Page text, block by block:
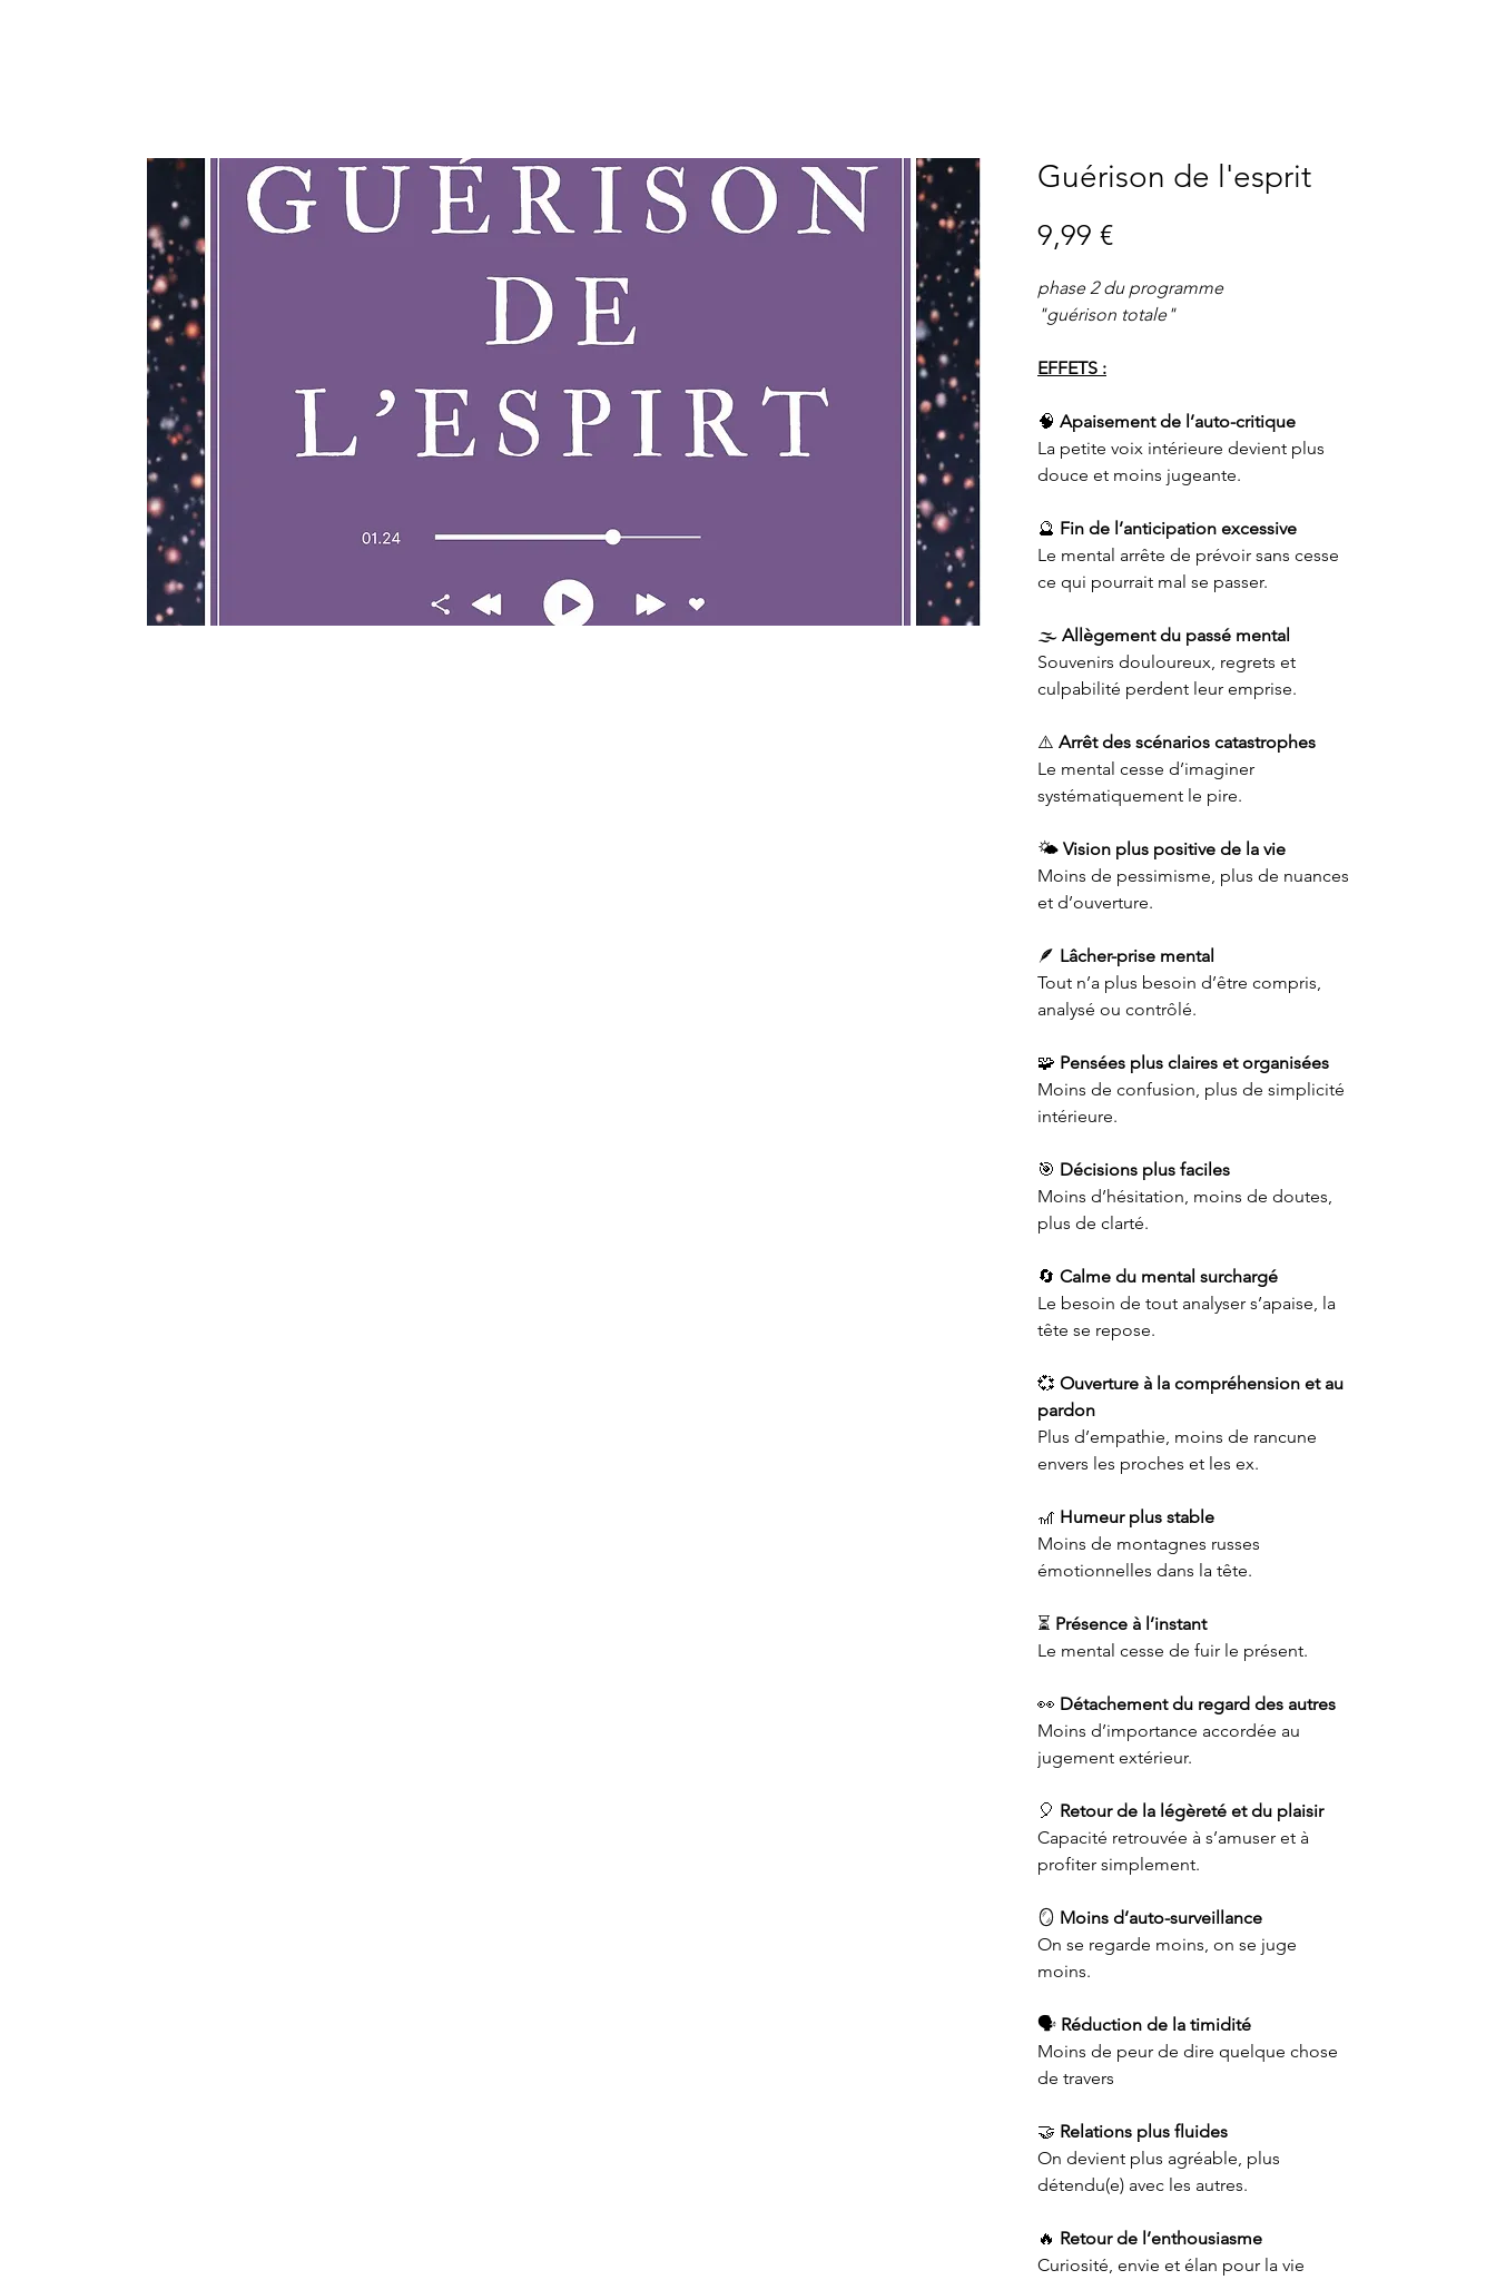
Guérison de l'esprit
9,99 €Prix
phase 2 du programme
"guérison totale"
EFFETS :
🧠 Apaisement de l’auto-critique
La petite voix intérieure devient plus
douce et moins jugeante.
🔮 Fin de l’anticipation excessive
Le mental arrête de prévoir sans cesse
ce qui pourrait mal se passer.
🌫️ Allègement du passé mental
Souvenirs douloureux, regrets et
culpabilité perdent leur emprise.
⚠️ Arrêt des scénarios catastrophes
Le mental cesse d’imaginer
systématiquement le pire.
🌤️ Vision plus positive de la vie
Moins de pessimisme, plus de nuances
et d’ouverture.
🪶 Lâcher-prise mental
Tout n’a plus besoin d’être compris,
analysé ou contrôlé.
🧩 Pensées plus claires et organisées
Moins de confusion, plus de simplicité
intérieure.
🎯 Décisions plus faciles
Moins d’hésitation, moins de doutes,
plus de clarté.
🔄 Calme du mental surchargé
Le besoin de tout analyser s’apaise, la
tête se repose.
💞 Ouverture à la compréhension et au
pardon
Plus d’empathie, moins de rancune
envers les proches et les ex.
🎢 Humeur plus stable
Moins de montagnes russes
émotionnelles dans la tête.
⏳ Présence à l’instant
Le mental cesse de fuir le présent.
👀 Détachement du regard des autres
Moins d’importance accordée au
jugement extérieur.
🎈 Retour de la légèreté et du plaisir
Capacité retrouvée à s’amuser et à
profiter simplement.
🪞 Moins d’auto-surveillance
On se regarde moins, on se juge
moins.
🗣️ Réduction de la timidité
Moins de peur de dire quelque chose
de travers
🤝 Relations plus fluides
On devient plus agréable, plus
détendu(e) avec les autres.
🔥 Retour de l’enthousiasme
Curiosité, envie et élan pour la vie